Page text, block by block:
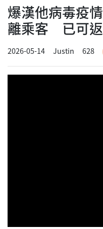
爆漢他病毒疫
離乘客 已可
2026-05-14 Justin 628